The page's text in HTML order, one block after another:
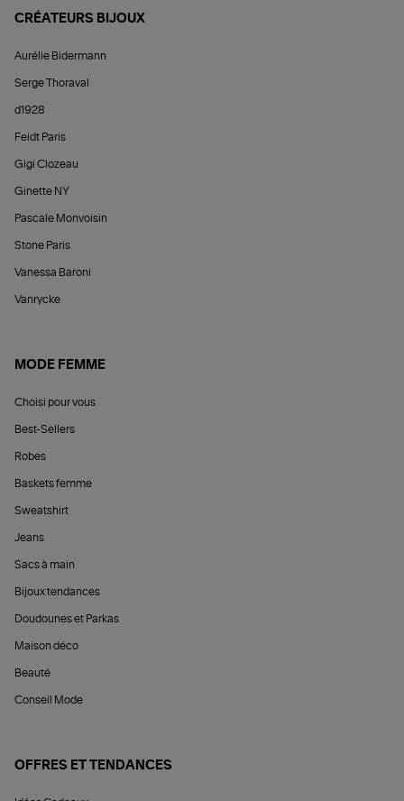
CRÉATEURS BIJOUX
Aurélie Bidermann
Serge Thoraval
d1928
Feidt Paris
Gigi Clozeau
Ginette NY
Pascale Monvoisin
Stone Paris
Vanessa Baroni
Vanrycke
MODE FEMME
Choisi pour vous
Best-Sellers
Robes
Baskets femme
Sweatshirt
Jeans
Sacs à main
Bijoux tendances
Doudounes et Parkas
Maison déco
Beauté
Conseil Mode
OFFRES ET TENDANCES